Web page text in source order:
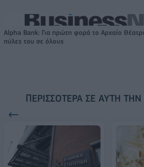
Alpha Bank: Για πρώτη φορά το Αρχαίο
πύλες του σε όλους
ΠΕΡΙΣΣΌΤΕΡΑ ΣΕ ΑΥΤΉ ΤΗΝ